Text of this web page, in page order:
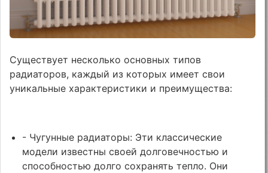
Существует несколько основных типов
радиаторов, каждый из которых имеет свои
уникальные характеристики и преимущества:
- Чугунные радиаторы: Эти классические
модели известны своей долговечностью и
способностью долго сохранять тепло. Они